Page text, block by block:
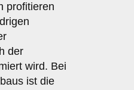
profitieren
der
wird. Bei
ist die